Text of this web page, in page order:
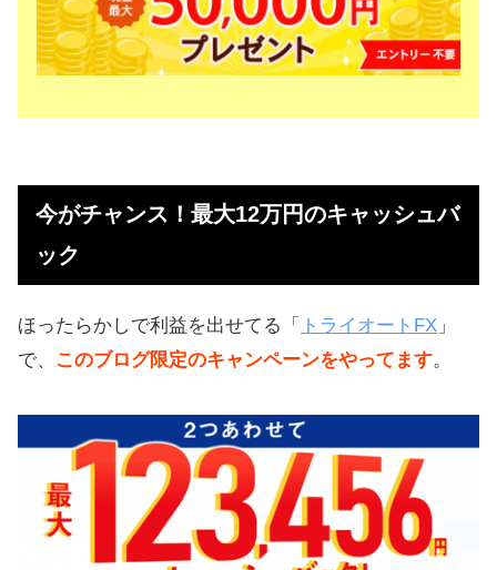
今がチャンス！最大12万円のキャッシュバ
ック
ほったらかしで利益を出せてる「 トライオートFX 」
で、
このブログ限定のキャンペーンをやってます。